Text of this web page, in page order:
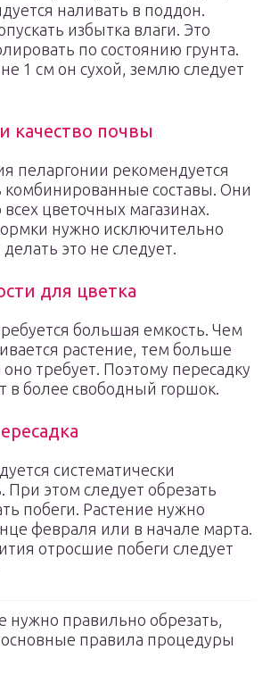
наливать в поддон.
избытка влаги. Это
по состоянию грунта.
1 см он сухой, землю следует
качество почвы
пеларгонии рекомендуется
комбинированные составы. Они
цветочных магазинах.
нужно исключительно
это не следует.
для цветка
большая емкость. Чем
растение, тем больше
оно требует. Поэтому пересадку
в более свободный горшок.
систематически
этом следует обрезать
побеги. Растение нужно
февраля или в начале марта.
отросшие побеги следует
нужно правильно обрезать,
правила процедуры